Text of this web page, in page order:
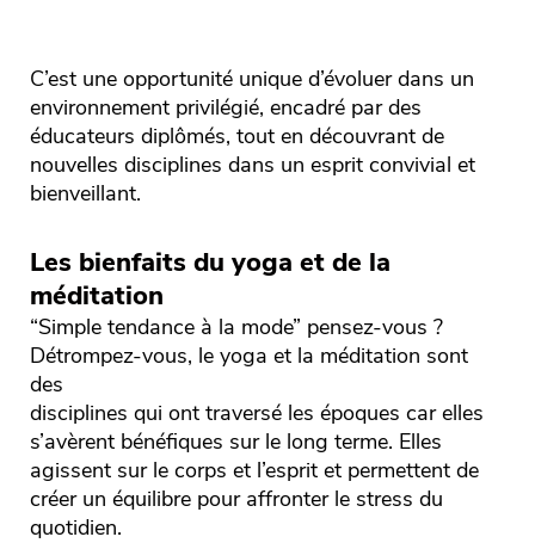
C’est une opportunité unique d’évoluer dans un
environnement privilégié, encadré par des
éducateurs diplômés, tout en découvrant de
nouvelles disciplines dans un esprit convivial et
bienveillant.
Les bienfaits du yoga et de la
méditation
“Simple tendance à la mode” pensez-vous ?
Détrompez-vous, le yoga et la méditation sont
des
disciplines qui ont traversé les époques car elles
s’avèrent bénéfiques sur le long terme. Elles
agissent sur le corps et l’esprit et permettent de
créer un équilibre pour affronter le stress du
quotidien.